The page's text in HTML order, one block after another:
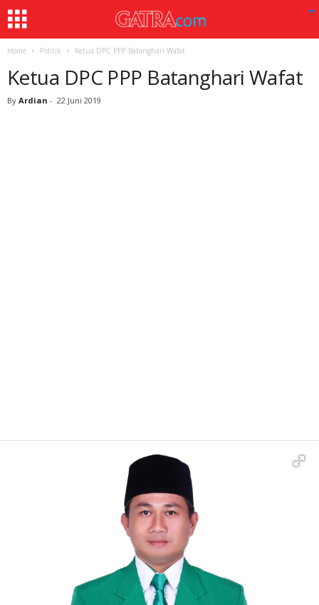
Home Politik Ketua DPC PPP Batanghari Wafat
Ketua DPC PPP Batanghari Wafat
By Ardian - 22 Juni 2019